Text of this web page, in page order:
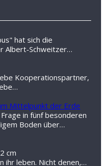
hat sich die
Albert-Schweitzer…
Kooperationspartner,
Mittelpunkt der Erde
in fünf besonderen
Boden über…
cm
ihr leben. Nicht denen,…